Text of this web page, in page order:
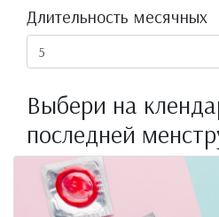
Длительность месячных
Выбери на
последней